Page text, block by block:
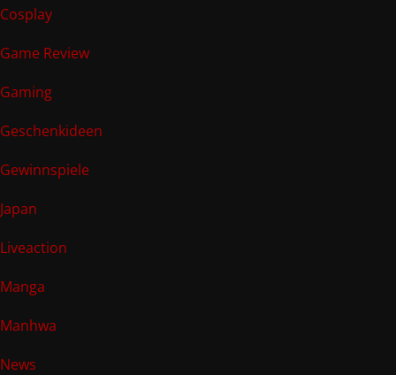
Cosplay
Game Review
Gaming
Geschenkideen
Gewinnspiele
Japan
Liveaction
Manga
Manhwa
News